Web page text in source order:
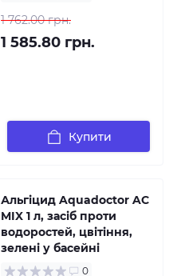
1 762.00 грн.
1 585.80 грн.
Купити
Альгіцид Aquadoctor AC
MIX 1 л, засіб проти
водоростей, цвітіння,
зелені у басейні
0